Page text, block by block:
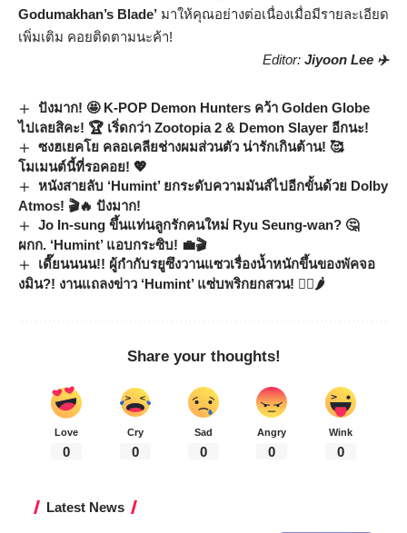
Godumakhan’s Blade’ มาให้คุณอย่างต่อเนื่องเมื่อมีรายละเอียด
เพิ่มเติม คอยติดตามนะค้า!
Editor: Jiyoon Lee ✈️
ปังมาก! 🤩 K-POP Demon Hunters คว้า Golden Globe
ไปเลยสิคะ! 🏆 เริ่ดกว่า Zootopia 2 & Demon Slayer อีกนะ!
ซงฮเยคโย คลอเคลียช่างผมส่วนตัว น่ารักเกินต้าน! 🥰
โมเมนต์นี้ที่รอคอย! 💖
หนังสายลับ ‘Humint’ ยกระดับความมันส์ไปอีกขั้นด้วย Dolby
Atmos! 🎬🔥 ปังมาก!
Jo In-sung ขึ้นแท่นลูกรักคนใหม่ Ryu Seung-wan? 🤔
ผกก. ‘Humint’ แอบกระซิบ! 💼🎬
เดี๊ยนนนน!! ผู้กำกับรยูซึงวานแซวเรื่องน้ำหนักขึ้นของพัคจอ
งมิน?! งานแถลงข่าว ‘Humint’ แซ่บพริกยกสวน! 🏋️‍♀️🌶️
Share your thoughts!
Love
0
Cry
0
Sad
0
Angry
0
Wink
0
Latest News